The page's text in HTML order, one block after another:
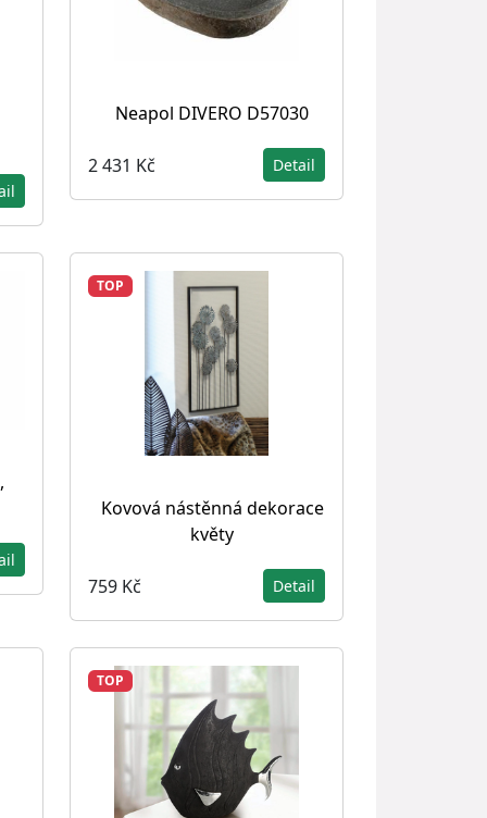
Neapol DIVERO D57030
2 431 Kč Detail
TOP
Kovová nástěnná dekorace
květy
759 Kč Detail
TOP